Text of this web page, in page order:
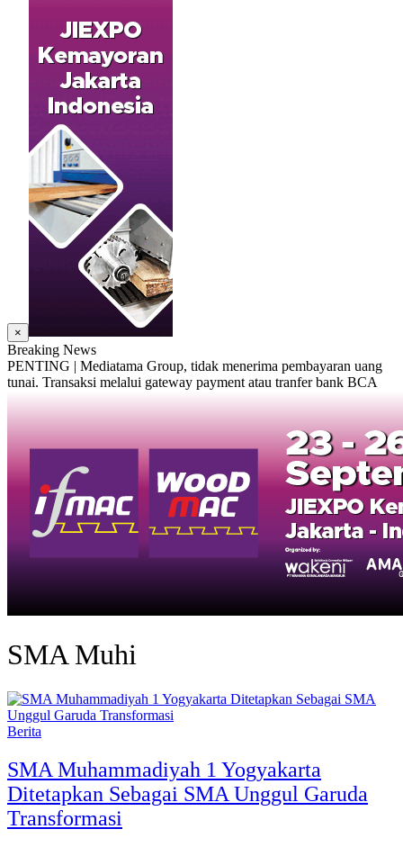
×
Breaking News
PENTING | Mediatama Group, tidak menerima pembayaran uang
tunai. Transaksi melalui gateway payment atau tranfer bank BCA
SMA Muhi
Berita
SMA Muhammadiyah 1 Yogyakarta
Ditetapkan Sebagai SMA Unggul Garuda
Transformasi